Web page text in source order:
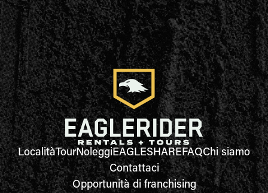
LocalitàTourNoleggiEAGLESHAREFAQChi siamo
Contattaci
Opportunità di franchising